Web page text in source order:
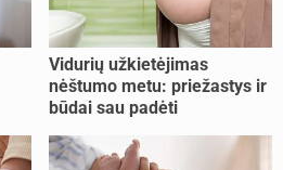
Vidurių užkietėjimas
nėštumo metu: priežastys ir
būdai sau padėti